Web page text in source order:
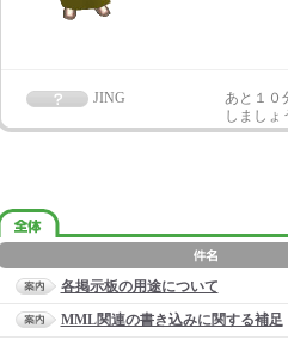
JING
あと１０
しましょ
各掲示板の用途について
MML関連の書き込みに関する補足